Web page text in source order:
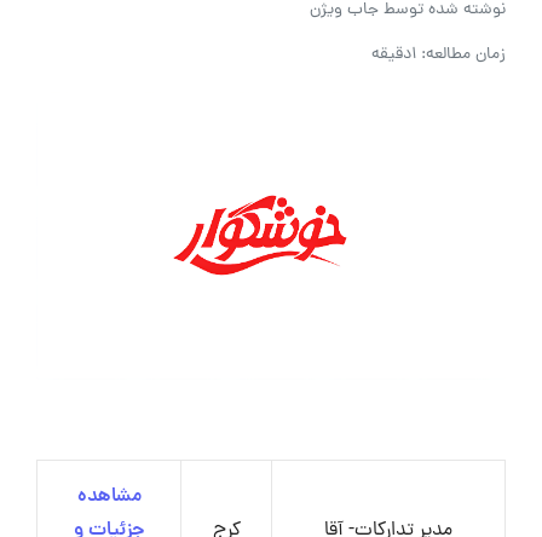
نوشته شده توسطجاب ویژن
زمان مطالعه: 1دقیقه
مدیر تدارکات- آقا کرج
مشاهده
جزئیات و